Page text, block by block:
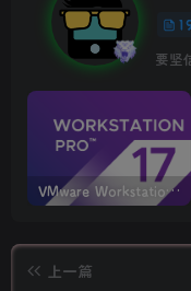
要坚
VMware Workstation PRO v17.6.4 正式版_虚拟机(带激活密钥)
上一篇